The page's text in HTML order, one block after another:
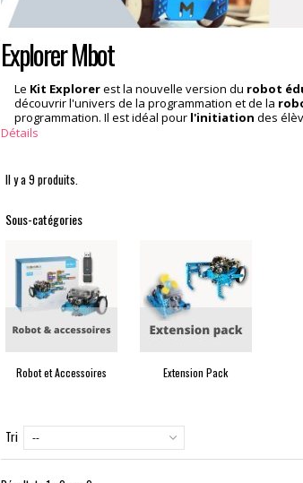
Explorer Mbot
Le Kit Explorerest la nouvelle version du robot
découvrir l'univers de la programmation et de la
programmation. Il est idéal pour l'initiation des
Détails
Il y a 9 produits.
Sous-catégories
Robot et Accessoires Extension Pack
Tri --